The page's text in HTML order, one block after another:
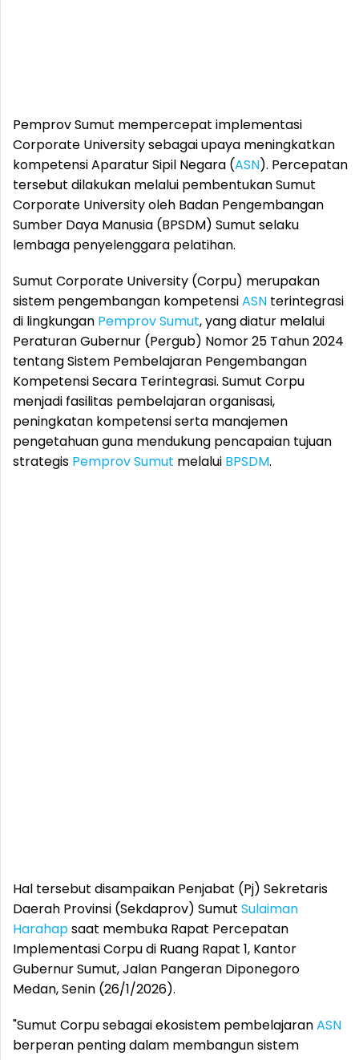
Pemprov Sumut mempercepat implementasi
Corporate University sebagai upaya meningkatkan
kompetensi Aparatur Sipil Negara (ASN). Percepatan
tersebut dilakukan melalui pembentukan Sumut
Corporate University oleh Badan Pengembangan
Sumber Daya Manusia (BPSDM) Sumut selaku
lembaga penyelenggara pelatihan.
Sumut Corporate University (Corpu) merupakan
sistem pengembangan kompetensiASN terintegrasi
di lingkungan Pemprov Sumut, yang diatur melalui
Peraturan Gubernur (Pergub) Nomor 25 Tahun 2024
tentang Sistem Pembelajaran Pengembangan
Kompetensi Secara Terintegrasi. Sumut Corpu
menjadi fasilitas pembelajaran organisasi,
peningkatan kompetensi serta manajemen
pengetahuan guna mendukung pencapaian tujuan
strategis Pemprov Sumut melalui BPSDM.
Hal tersebut disampaikan Penjabat (Pj) Sekretaris
Daerah Provinsi (Sekdaprov) Sumut Sulaiman
Harahapsaat membuka Rapat Percepatan
Implementasi Corpu di Ruang Rapat 1, Kantor
Gubernur Sumut, Jalan Pangeran Diponegoro
Medan, Senin (26/1/2026).
"Sumut Corpu sebagai ekosistem pembelajaranASN
berperan penting dalam membangun sistem